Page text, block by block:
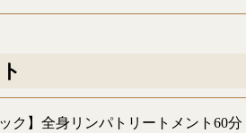
ク】全身リンパトリートメント60分